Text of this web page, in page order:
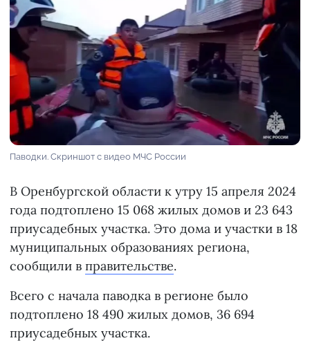
Паводки. Скриншот с видео МЧС России
В Оренбургской области к утру 15 апреля 2024
года подтоплено 15 068 жилых домов и 23 643
приусадебных участка. Это дома и участки в 18
муниципальных образованиях региона,
сообщили в правительстве.
Всего с начала паводка в регионе было
подтоплено 18 490 жилых домов, 36 694
приусадебных участка.